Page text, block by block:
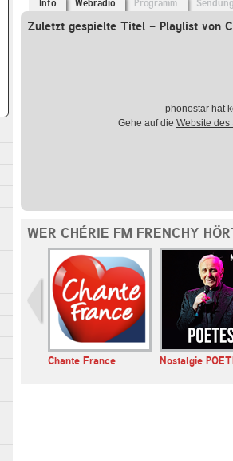
Info Webradio Programm
Zuletzt gespielte Titel - Playlist von
phonostar hat
Gehe auf die Website des
WER CHÉRIE FM FRENCHY
Chante France Nostalgie